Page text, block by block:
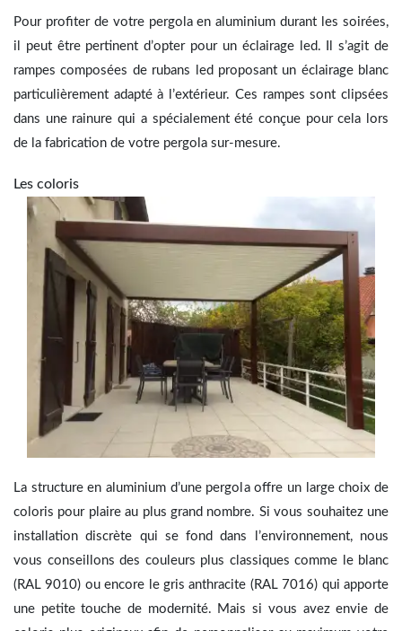
Pour profiter de votre pergola en aluminium durant les soirées,
il peut être pertinent d’opter pour un éclairage led. Il s’agit de
rampes composées de rubans led proposant un éclairage blanc
particulièrement adapté à l’extérieur. Ces rampes sont clipsées
dans une rainure qui a spécialement été conçue pour cela lors
de la fabrication de votre pergola sur-mesure.
Les coloris
La structure en aluminium d’une pergola offre un large choix de
coloris pour plaire au plus grand nombre. Si vous souhaitez une
installation discrète qui se fond dans l’environnement, nous
vous conseillons des couleurs plus classiques comme le blanc
(RAL 9010) ou encore le gris anthracite (RAL 7016) qui apporte
une petite touche de modernité. Mais si vous avez envie de